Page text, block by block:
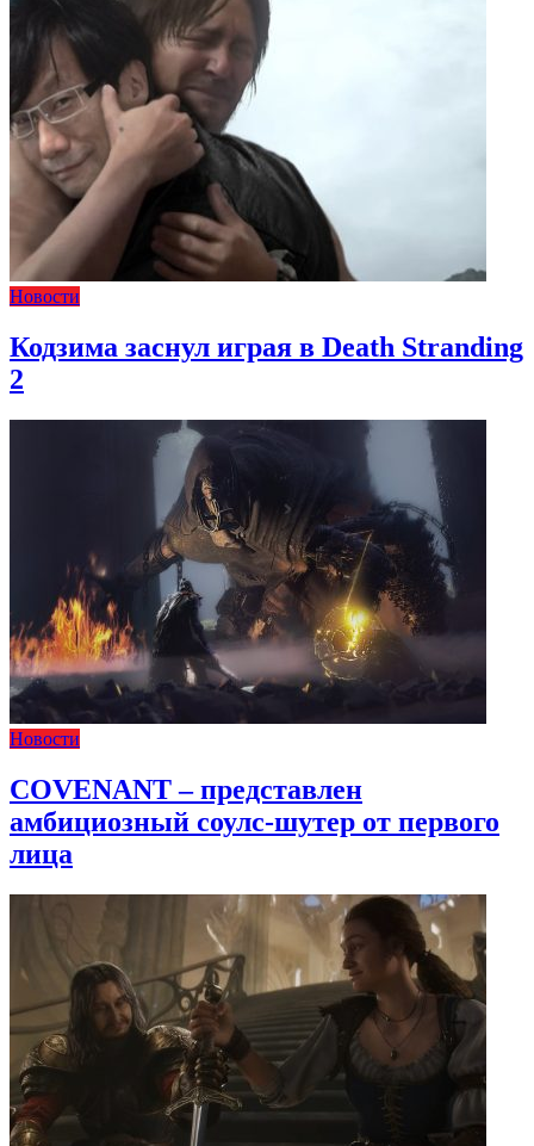
Новости
Кодзима заснул играя в Death Stranding
2
Новости
COVENANT – представлен
амбициозный соулс-шутер от первого
лица